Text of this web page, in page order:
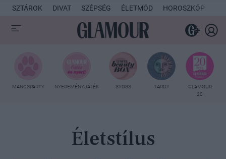
SZTÁROK DIVAT SZÉPSÉG ÉLETMÓD HOROSZKÓP
MANCSPARTY NYEREMÉNYJÁTÉK SYOSS TAROT
GLAMOUR
20
Életstílus